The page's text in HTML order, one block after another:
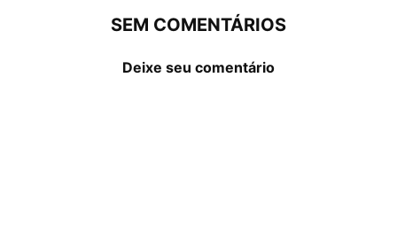
SEM COMENTÁRIOS
Deixe seu comentário